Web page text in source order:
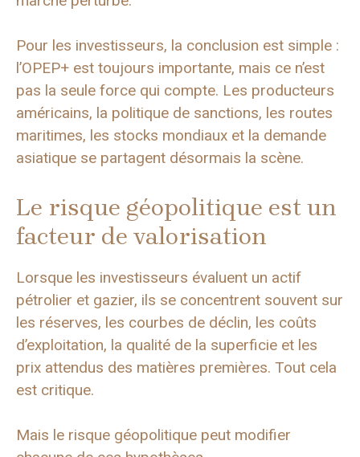
Pour les investisseurs, la conclusion est simple :
l’OPEP+ est toujours importante, mais ce n’est
pas la seule force qui compte. Les producteurs
américains, la politique de sanctions, les routes
maritimes, les stocks mondiaux et la demande
asiatique se partagent désormais la scène.
Le risque géopolitique est un
facteur de valorisation
Lorsque les investisseurs évaluent un actif
pétrolier et gazier, ils se concentrent souvent sur
les réserves, les courbes de déclin, les coûts
d’exploitation, la qualité de la superficie et les
prix attendus des matières premières. Tout cela
est critique.
Mais le risque géopolitique peut modifier